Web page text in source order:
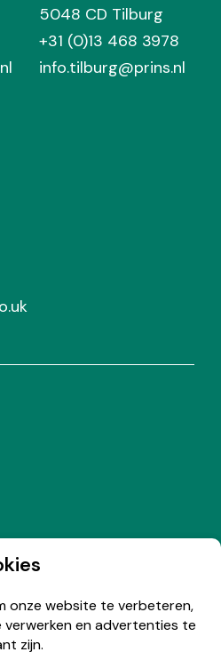
onze website te verbeteren,
verwerken en advertenties te
zijn.
5048 CD Tilburg
+31 (0)13 468 3978
info.tilburg@prins.nl
Prins nieuwsbrief